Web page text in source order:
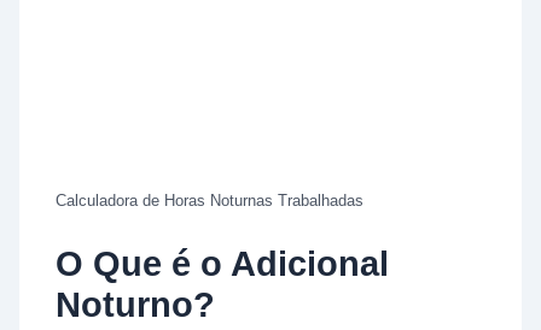
Calculadora de Horas Noturnas Trabalhadas
O Que é o Adicional
Noturno?